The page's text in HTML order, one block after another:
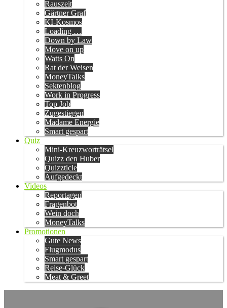
Rauszeit
Gärtner Graf
KI-Kosmos
Loading …
Down by Law
Move on up
Watts On
Rat der Weisen
MoneyTalks
Sektenblog
Work in Progress
Top Job
Zugestiegen
Madame Energie
Smart gespart
Quiz
Mini-Kreuzworträtsel
Quizz den Huber
Quizzticle
Aufgedeckt
Videos
Reportagen
Fragenbot
Wein doch
MoneyTalks
Promotionen
Gute News
Flugmodus
Smart gespart
Reise-Glück
Meat & Greet